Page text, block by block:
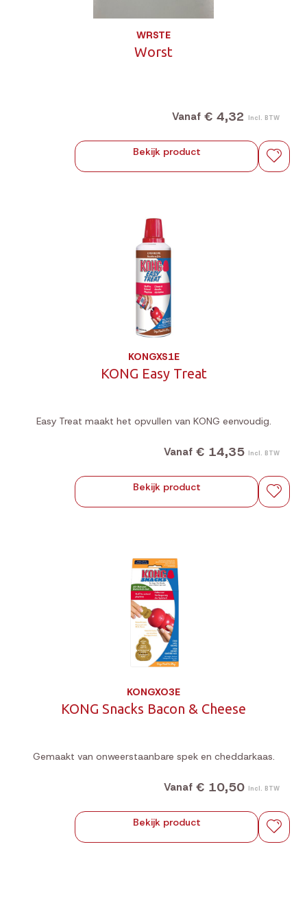
WRSTE
Worst
Vanaf € 4,32 Incl. BTW
Bekijk product
KONGXS1E
KONG Easy Treat
Easy Treat maakt het opvullen van KONG eenvoudig.
Vanaf € 14,35 Incl. BTW
Bekijk product
KONGXO3E
KONG Snacks Bacon & Cheese
Gemaakt van onweerstaanbare spek en cheddarkaas.
Vanaf € 10,50 Incl. BTW
Bekijk product